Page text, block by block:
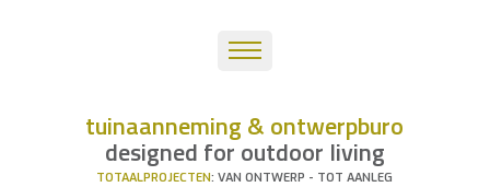
tuinaanneming & ontwerpburo
designed for outdoor living
TOTAALPROJECTEN: VAN ONTWERP - TOT AANLEG